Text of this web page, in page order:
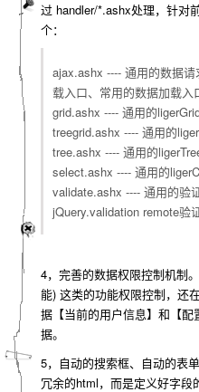
过 handler/*.ashx处理，针对
个：
ajax.ashx ---- 通用的数据
载入口、常用的数据加载入
grid.ashx ---- 通用的
treegrid.ashx ---- 通用的
tree.ashx ---- 通用的
select.ashx ---- 通用的
validate.ashx ---- 通用的验
jQuery.validation remote验
4，完善的数据权限控制机制
能) 这类的功能权限控制，还
据【当前的用户信息】和【
据。
5，自动的搜索框、自动的表
冗余的html，而是定义好字段